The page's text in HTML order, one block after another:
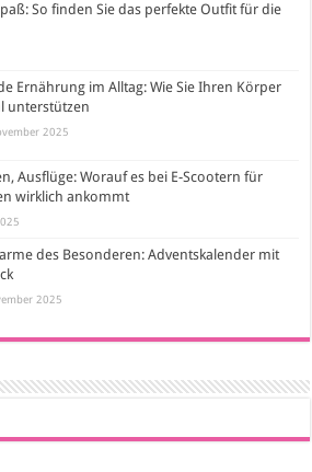
So finden Sie das perfekte Outfit für die
Ernährung im Alltag: Wie Sie Ihren Körper
unterstützen
2025
Ausflüge: Worauf es bei E-Scootern für
wirklich ankommt
des Besonderen: Adventskalender mit
2025